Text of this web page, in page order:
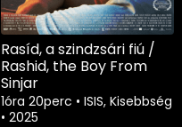
Rasíd, a szindzsári fiú /
Rashid, the Boy From
Sinjar
1óra 20perc • ISIS, Kisebbség
• 2025